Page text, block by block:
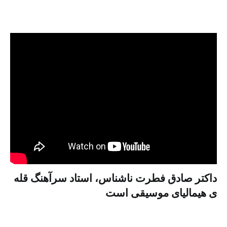
داکتر صادق فطرت ناشناس، استاد سرآهنگ قله
ی هیمالیای موسیقی است